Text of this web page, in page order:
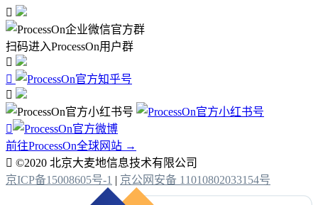

扫码进入ProcessOn用户群




前往ProcessOn全球网站 →
 ©2020 北京大麦地信息技术有限公司
京ICP备15008605号-1 | 京公网安备 11010802033154号